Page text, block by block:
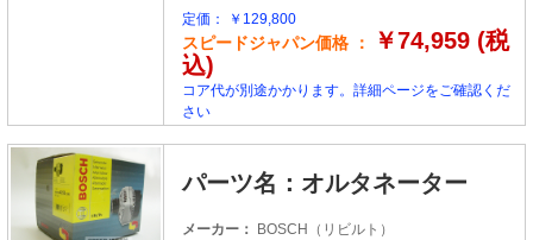
定価： ￥129,800
スピードジャパン価格 ：
￥74,959 (税
込)
コア代が別途かかります。詳細ページをご確認くだ
さい
パーツ名：オルタネーター
メーカー：
BOSCH（リビルト）